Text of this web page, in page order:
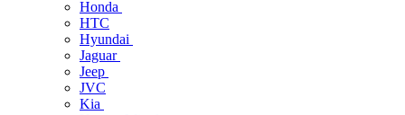
Honda
HTC
Hyundai
Jaguar
Jeep
JVC
Kia